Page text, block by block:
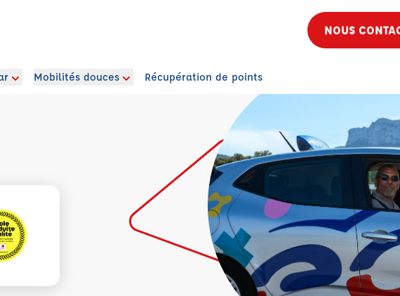
NOUS
Mobilités douces Récupération de points